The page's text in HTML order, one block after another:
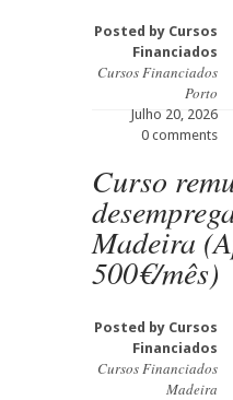
Posted by Cursos
Financiados
Cursos Financiados
Porto
Julho 20, 2026
0 comments
Curso
Madeira
500€/mês)
Posted by Cursos
Financiados
Cursos Financiados
Madeira